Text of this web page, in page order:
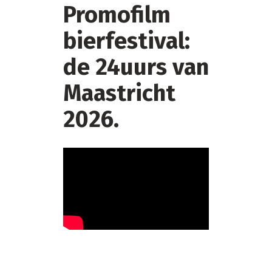
Promofilm
bierfestival:
de 24uurs van
Maastricht
2026.